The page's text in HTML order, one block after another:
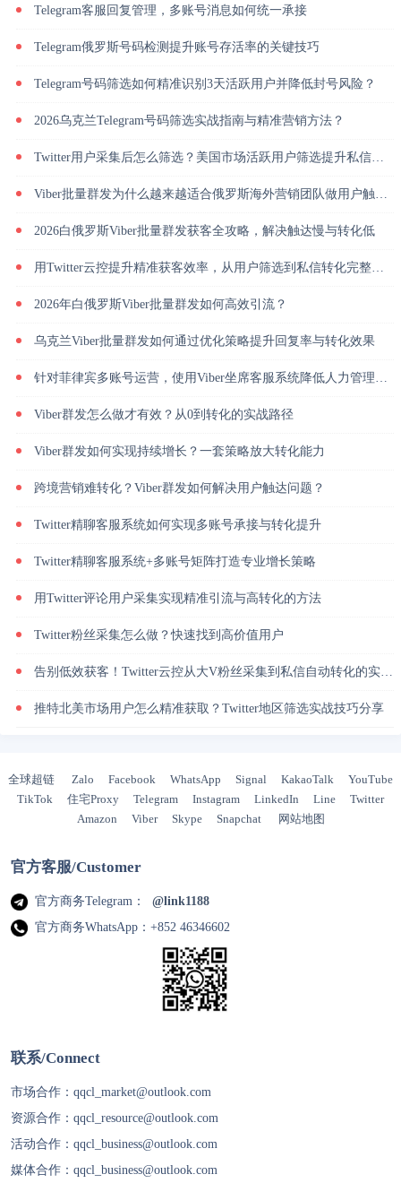
Telegram客服回复管理，多账号消息如何统一承接
Telegram俄罗斯号码检测提升账号存活率的关键技巧
Telegram号码筛选如何精准识别3天活跃用户并降低封号风险？
2026乌克兰Telegram号码筛选实战指南与精准营销方法？
Twitter用户采集后怎么筛选？美国市场活跃用户筛选提升私信回复率
Viber批量群发为什么越来越适合俄罗斯海外营销团队做用户触达？
2026白俄罗斯Viber批量群发获客全攻略，解决触达慢与转化低
用Twitter云控提升精准获客效率，从用户筛选到私信转化完整解析
2026年白俄罗斯Viber批量群发如何高效引流？
乌克兰Viber批量群发如何通过优化策略提升回复率与转化效果
针对菲律宾多账号运营，使用Viber坐席客服系统降低人力管理成本
Viber群发怎么做才有效？从0到转化的实战路径
Viber群发如何实现持续增长？一套策略放大转化能力
跨境营销难转化？Viber群发如何解决用户触达问题？
Twitter精聊客服系统如何实现多账号承接与转化提升
Twitter精聊客服系统+多账号矩阵打造专业增长策略
用Twitter评论用户采集实现精准引流与高转化的方法
Twitter粉丝采集怎么做？快速找到高价值用户
告别低效获客！Twitter云控从大V粉丝采集到私信自动转化的实操闭环
推特北美市场用户怎么精准获取？Twitter地区筛选实战技巧分享
全球超链 Zalo Facebook WhatsApp Signal KakaoTalk
YouTube
TikTok
住宅Proxy Telegram Instagram LinkedIn Line
Twitter
Amazon
Viber Skype Snapchat 网站地图
官方客服/Customer
官方商务Telegram：
@link1188
官方商务WhatsApp：+852 46346602
联系/Connect
市场合作： qqcl_market@outlook.com
资源合作： qqcl_resource@outlook.com
活动合作： qqcl_business@outlook.com
媒体合作： qqcl_business@outlook.com